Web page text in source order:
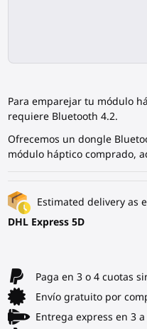
Para emparejar tu módulo
requiere Bluetooth 4.2.
Ofrecemos un dongle
módulo háptico comprado,
Estimated delivery as
DHL Express 5D
Paga en 3 o 4 cuotas
Envío gratuito por
Entrega express en 3